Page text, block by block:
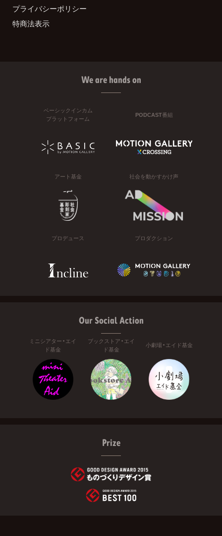
プライバシーポリシー
特商法表示
We are hands on
ベーシックインカム
プラットフォーム
PODCAST番組
アート基金 社会を動かすかけ声
プロデュース プロダクション
Our Social Action
ミニシアター・エイ
ド基金
ブックストア・エイ
ド基金
小劇場・エイド基金
Prize